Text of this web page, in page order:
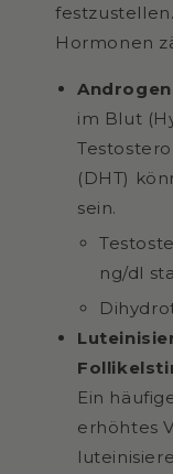
Hormonen
im Blut
(DHT)
sein.
ng/dl
Ein
erhöhtes